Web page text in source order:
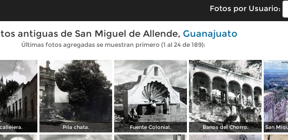
Fotos por Usuario:
antiguas de San Miguel de Allende, Guanajuato
Últimas fotos agregadas se muestran primero (1 al 24 de 189):
Pila chata. Fuente Colonial. Banos del Chorro.